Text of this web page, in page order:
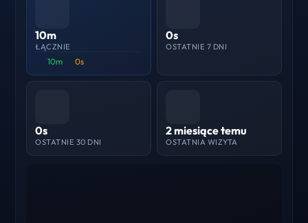
10m
ŁĄCZNIE
10m 0s
0s
OSTATNIE 7 DNI
0s
OSTATNIE 30 DNI
2 miesiące temu
OSTATNIA WIZYTA